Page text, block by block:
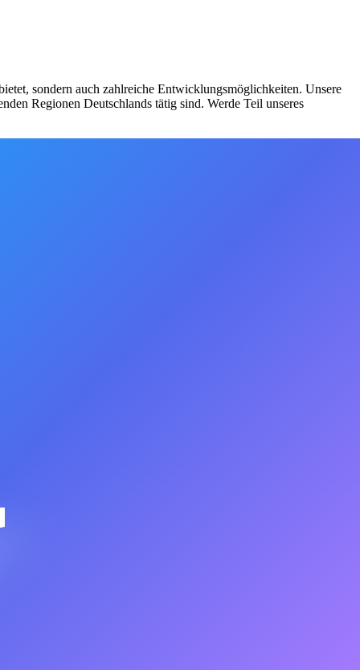
sondern auch zahlreiche Entwicklungsmöglichkeiten. Unsere
Regionen Deutschlands tätig sind. Werde Teil unseres